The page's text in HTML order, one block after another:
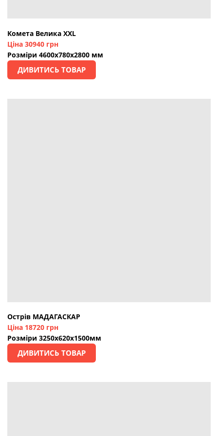
Комета Велика XXL
Ціна 30940 грн
Розміри 4600х780х2800 мм
ДИВИТИСЬ ТОВАР
Острів МАДАГАСКАР
Ціна 18720 грн
Розміри 3250х620х1500мм
ДИВИТИСЬ ТОВАР